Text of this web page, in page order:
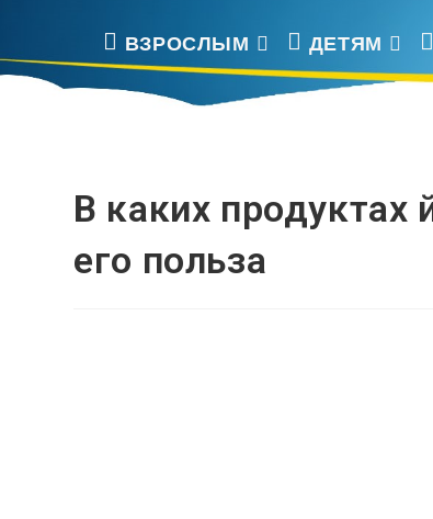
содержимому
ВЗРОСЛЫМ ДЕТЯМ
В каких продуктах
его польза